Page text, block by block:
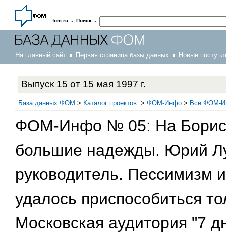
fom.ru · Поиск ·
На главный сайт Первая страница базы данных Новые
Выпуск 15 от 15 мая 1997 г.
База данных ФОМ > Каталог проектов > ФOM-Инфо > Все ФОМ-
ФОМ-Инфо № 05: На
большие надежды. Юрий
руководитель. Пессимизм
удалось приспособиться
Московская аудитория "7